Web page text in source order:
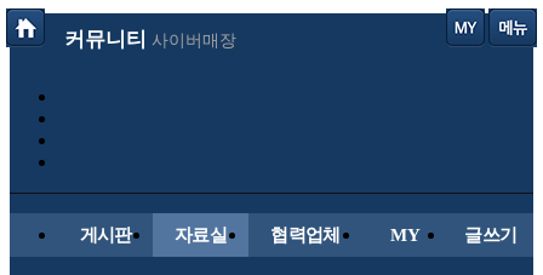
커뮤니티 사이버매장
게시판 자료실 협력업체 MY 글쓰기